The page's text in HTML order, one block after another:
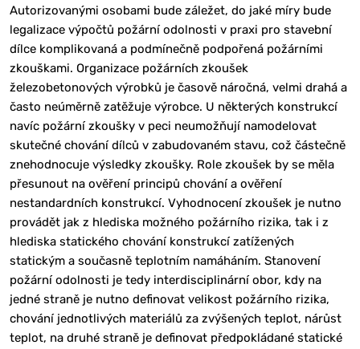
Autorizovanými osobami bude záležet, do jaké míry bude
legalizace výpočtů požární odolnosti v praxi pro stavební
dílce komplikovaná a podmínečně podpořená požárními
zkouškami. Organizace požárních zkoušek
železobetonových výrobků je časově náročná, velmi drahá a
často neúměrně zatěžuje výrobce. U některých konstrukcí
navíc požární zkoušky v peci neumožňují namodelovat
skutečné chování dílců v zabudovaném stavu, což částečně
znehodnocuje výsledky zkoušky. Role zkoušek by se měla
přesunout na ověření principů chování a ověření
nestandardních konstrukcí. Vyhodnocení zkoušek je nutno
provádět jak z hlediska možného požárního rizika, tak i z
hlediska statického chování konstrukcí zatížených
statickým a současně teplotním namáháním. Stanovení
požární odolnosti je tedy interdisciplinární obor, kdy na
jedné straně je nutno definovat velikost požárního rizika,
chování jednotlivých materiálů za zvýšených teplot, nárůst
teplot, na druhé straně je definovat předpokládané statické